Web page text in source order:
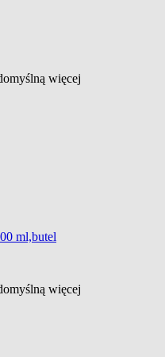
więcej
ml,butel
więcej